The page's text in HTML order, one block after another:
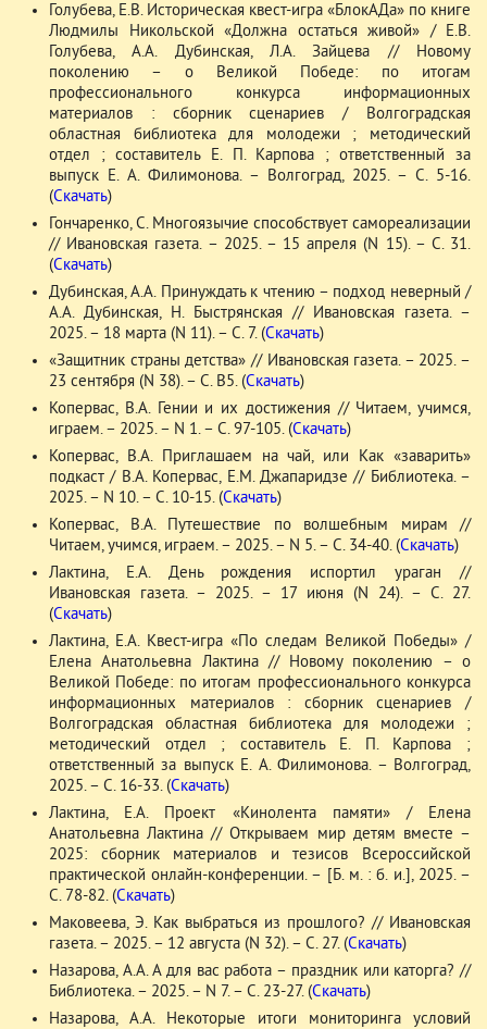
Голубева, Е.В. Историческая квест-игра «БлокАДа» по книге
Людмилы Никольской «Должна остаться живой» / Е.В.
Голубева, А.А. Дубинская, Л.А. Зайцева // Новому
поколению – о Великой Победе: по итогам
профессионального конкурса информационных
материалов : сборник сценариев / Волгоградская
областная библиотека для молодежи ; методический
отдел ; составитель Е. П. Карпова ; ответственный за
выпуск Е. А. Филимонова. – Волгоград, 2025. – С. 5-16.
(Скачать)
Гончаренко, С. Многоязычие способствует самореализации
// Ивановская газета. – 2025. – 15 апреля (N 15). – С. 31.
(Скачать)
Дубинская, А.А. Принуждать к чтению – подход неверный /
А.А. Дубинская, Н. Быстрянская // Ивановская газета. –
2025. – 18 марта (N 11). – С. 7. (Скачать)
«Защитник страны детства» // Ивановская газета. – 2025. –
23 сентября (N 38). – С. В5. (Скачать)
Копервас, В.А. Гении и их достижения // Читаем, учимся,
играем. – 2025. – N 1. – С. 97-105. (Скачать)
Копервас, В.А. Приглашаем на чай, или Как «заварить»
подкаст / В.А. Копервас, Е.М. Джапаридзе // Библиотека. –
2025. – N 10. – С. 10-15. (Скачать)
Копервас, В.А. Путешествие по волшебным мирам //
Читаем, учимся, играем. – 2025. – N 5. – С. 34-40. (Скачать)
Лактина, Е.А. День рождения испортил ураган //
Ивановская газета. – 2025. – 17 июня (N 24). – С. 27.
(Скачать)
Лактина, Е.А. Квест-игра «По следам Великой Победы» /
Елена Анатольевна Лактина // Новому поколению – о
Великой Победе: по итогам профессионального конкурса
информационных материалов : сборник сценариев /
Волгоградская областная библиотека для молодежи ;
методический отдел ; составитель Е. П. Карпова ;
ответственный за выпуск Е. А. Филимонова. – Волгоград,
2025. – С. 16-33. (Скачать)
Лактина, Е.А. Проект «Кинолента памяти» / Елена
Анатольевна Лактина // Открываем мир детям вместе –
2025: сборник материалов и тезисов Всероссийской
практической онлайн-конференции. – [Б. м. : б. и.], 2025. –
С. 78-82. (Скачать)
Маковеева, Э. Как выбраться из прошлого? // Ивановская
газета. – 2025. – 12 августа (N 32). – С. 27. (Скачать)
Назарова, А.А. А для вас работа – праздник или каторга? //
Библиотека. – 2025. – N 7. – С. 23-27. (Скачать)
Назарова, А.А. Некоторые итоги мониторинга условий